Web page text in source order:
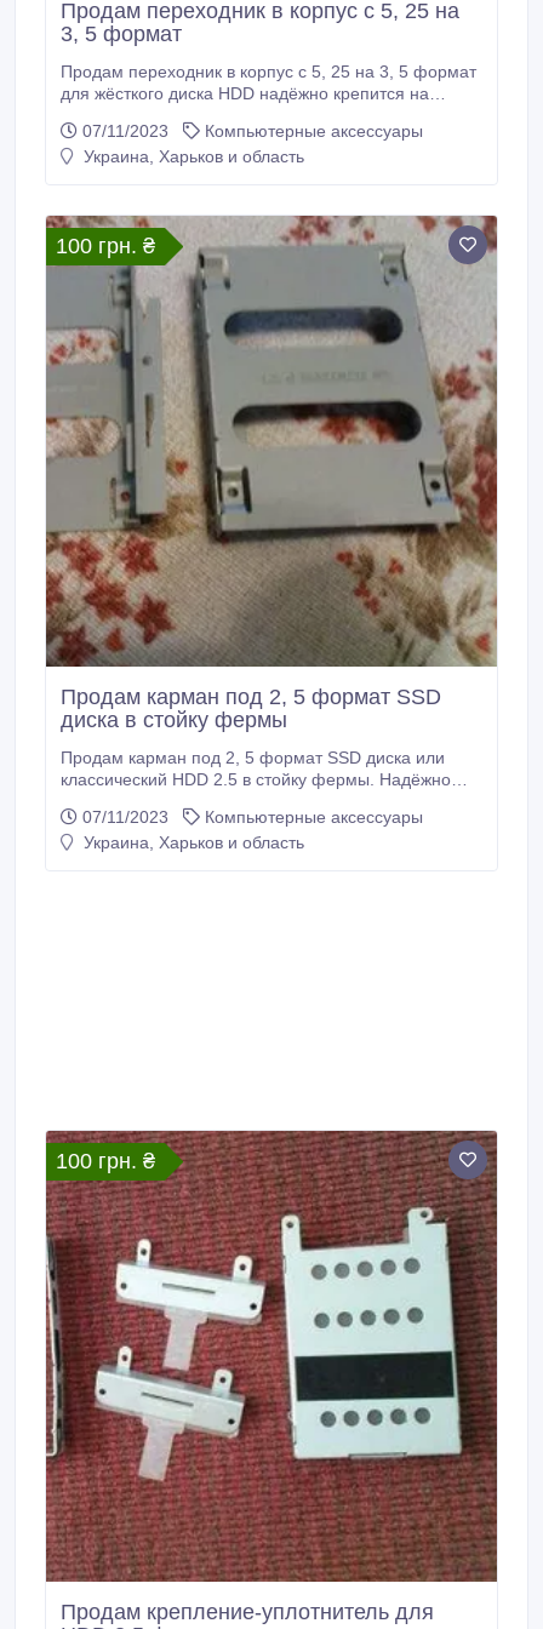
Продам переходник в корпус с 5, 25 на
3, 5 формат
Продам переходник в корпус с 5, 25 на 3, 5 формат
для жёсткого диска HDD надёжно крепится на
фото. 063 352 29 51, Отправлю по Украине..
07/11/2023
Компьютерные аксессуары
Украина, Харьков и область
100 грн. ₴
Продам карман под 2, 5 формат SSD
диска в стойку фермы
Продам карман под 2, 5 формат SSD диска или
классический HDD 2.5 в стойку фермы. Надёжно
кабелях. Найду не один такой карман. Объявление
сопровождают оригинальные фото. 063 352 29 51,
07/11/2023
Компьютерные аксессуары
Украина, Харьков и область
100 грн. ₴
Продам крепление-уплотнитель для